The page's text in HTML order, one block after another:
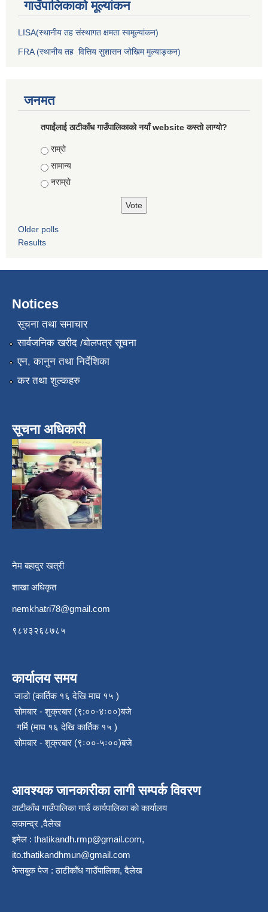
गाउँपालिकाकाे मूल्यांकन
LISA(स्थानीय तह संस्थागत क्षमता स्वमूल्यांकन)
FRA (स्थानीय तह वित्तिय सुशासन जोखिम मुल्याङ्कन)
जनमत
तपाईंलाई ठाटीकाँध गाउँपालिकाको नयाँ website कस्तो लाग्यो?
Choices
राम्राे
सामान्य
नराम्राे
Older polls
Results
Notices
सूचना तथा समाचार
सार्वजनिक खरीद /बोलपत्र सूचना
एन, कानुन तथा निर्देशिका
कर तथा शुल्कहरु
सूचना अधिकारी
नेम बहादुर खत्री
शाखा अधिकृत
nemkhatri78@gmail.com
९८४३२६८७८५
कार्यालय समय
जाडो (कार्तिक १६ देखि माघ १५ )
सोमबार - शुक्रबार (९:००-४ः००)बजे
गर्मि (माघ १६ देखि कार्तिक १५ )
सोमबार - शुक्रबार (९ः००-५ः००)बजे
आवश्यक जानकारीका लागी सम्पर्क विवरण
ठाटीकाँध गाउँपालिका गाउँ कार्यपालिका काे कार्यालय
लकान्द्र ,दैलेख
इमेल : thatikandh.rmp@gmail.com,
ito.thatikandhmun@gmail.com
फेसबुक पेज : ठाटीकाँध गाउँपालिका, दैलेख